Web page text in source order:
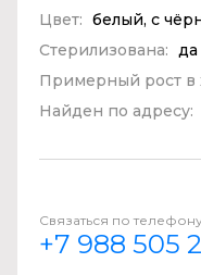
Цвет: белый, с
Стерилизована: да
Примерный рост в
Найден по адресу:
Связаться по
+7 988 505